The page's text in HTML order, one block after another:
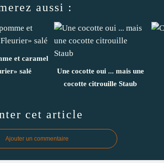
aussi :
et caramel
salé
Une cocotte oui ... mais une
cocotte citrouille Staub
cet article
Ajouter un commentaire